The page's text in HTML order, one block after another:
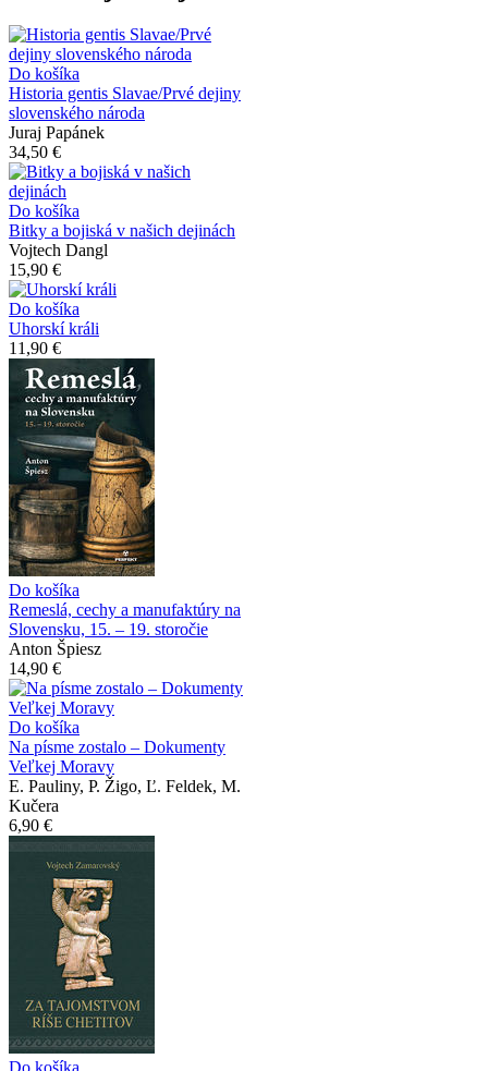
Do košíka
Historia gentis Slavae/Prvé dejiny
slovenského národa
Juraj Papánek
34,50 €
Do košíka
Bitky a bojiská v našich dejinách
Vojtech Dangl
15,90 €
Do košíka
Uhorskí králi
11,90 €
Do košíka
Remeslá, cechy a manufaktúry na
Slovensku, 15. – 19. storočie
Anton Špiesz
14,90 €
Do košíka
Na písme zostalo – Dokumenty
Veľkej Moravy
E. Pauliny, P. Žigo, Ľ. Feldek, M.
Kučera
6,90 €
Do košíka